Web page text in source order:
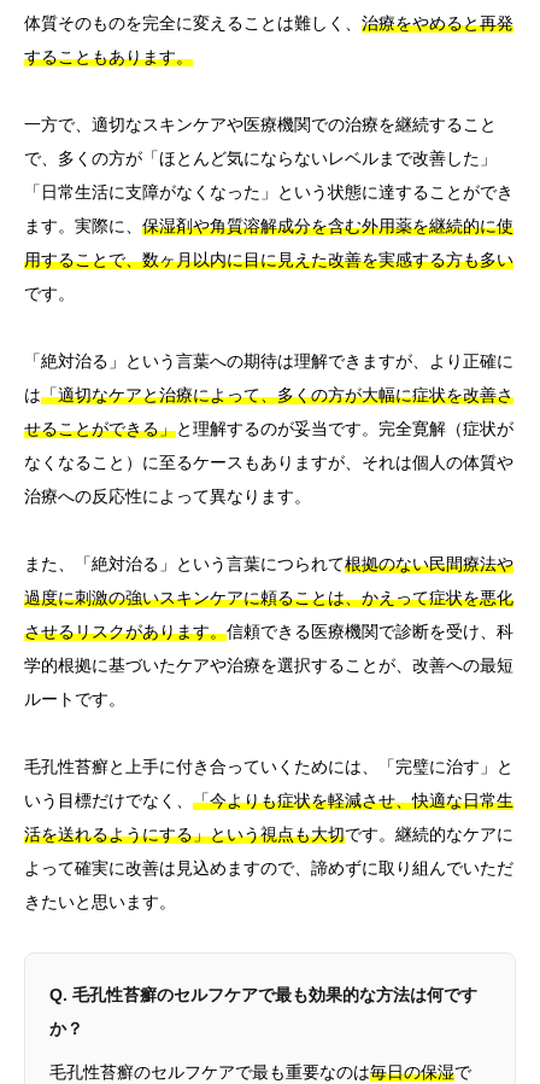
体質そのものを完全に変えることは難しく、 治療をやめると再発
することもあります。
一方で、適切なスキンケアや医療機関での治療を継続すること
で、多くの方が「ほとんど気にならないレベルまで改善した」
「日常生活に支障がなくなった」という状態に達することができ
ます。実際に、 保湿剤や角質溶解成分を含む外用薬を継続的に使
用することで、数ヶ月以内に目に見えた改善を実感する方も多い
です。
「絶対治る」という言葉への期待は理解できますが、より正確に
は「適切なケアと治療によって、多くの方が大幅に症状を改善さ
せることができる」と理解するのが妥当です。完全寛解（症状が
なくなること）に至るケースもありますが、それは個人の体質や
治療への反応性によって異なります。
また、「絶対治る」という言葉につられて根拠のない民間療法や
過度に刺激の強いスキンケアに頼ることは、かえって症状を悪化
させるリスクがあります。信頼できる医療機関で診断を受け、科
学的根拠に基づいたケアや治療を選択することが、改善への最短
ルートです。
毛孔性苔癬と上手に付き合っていくためには、「完璧に治す」と
いう目標だけでなく、 「今よりも症状を軽減させ、快適な日常生
活を送れるようにする」という視点も大切です。継続的なケアに
よって確実に改善は見込めますので、諦めずに取り組んでいただ
きたいと思います。
Q. 毛孔性苔癬のセルフケアで最も効果的な方法は何です
か？
毛孔性苔癬のセルフケアで最も重要なのは毎日の保湿で